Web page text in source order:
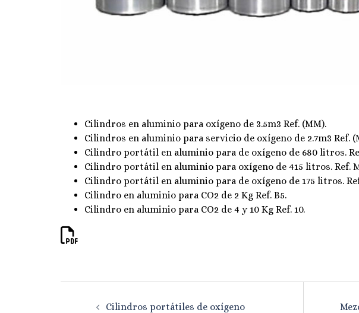
Cilindros en aluminio para oxígeno de 3.5m3 Ref. (MM).
Cilindros en aluminio para servicio de oxígeno de 2.7m3 Ref.
Cilindro portátil en aluminio para de oxígeno de 680 litros.
Cilindro portátil en aluminio para oxígeno de 415 litros. Ref.
Cilindro portátil en aluminio para de oxígeno de 175 litros.
Cilindro en aluminio para CO2 de 2 Kg Ref. B5.
Cilindro en aluminio para CO2 de 4 y 10 Kg Ref. 10.
Navegación
Cilindros portátiles de oxígeno